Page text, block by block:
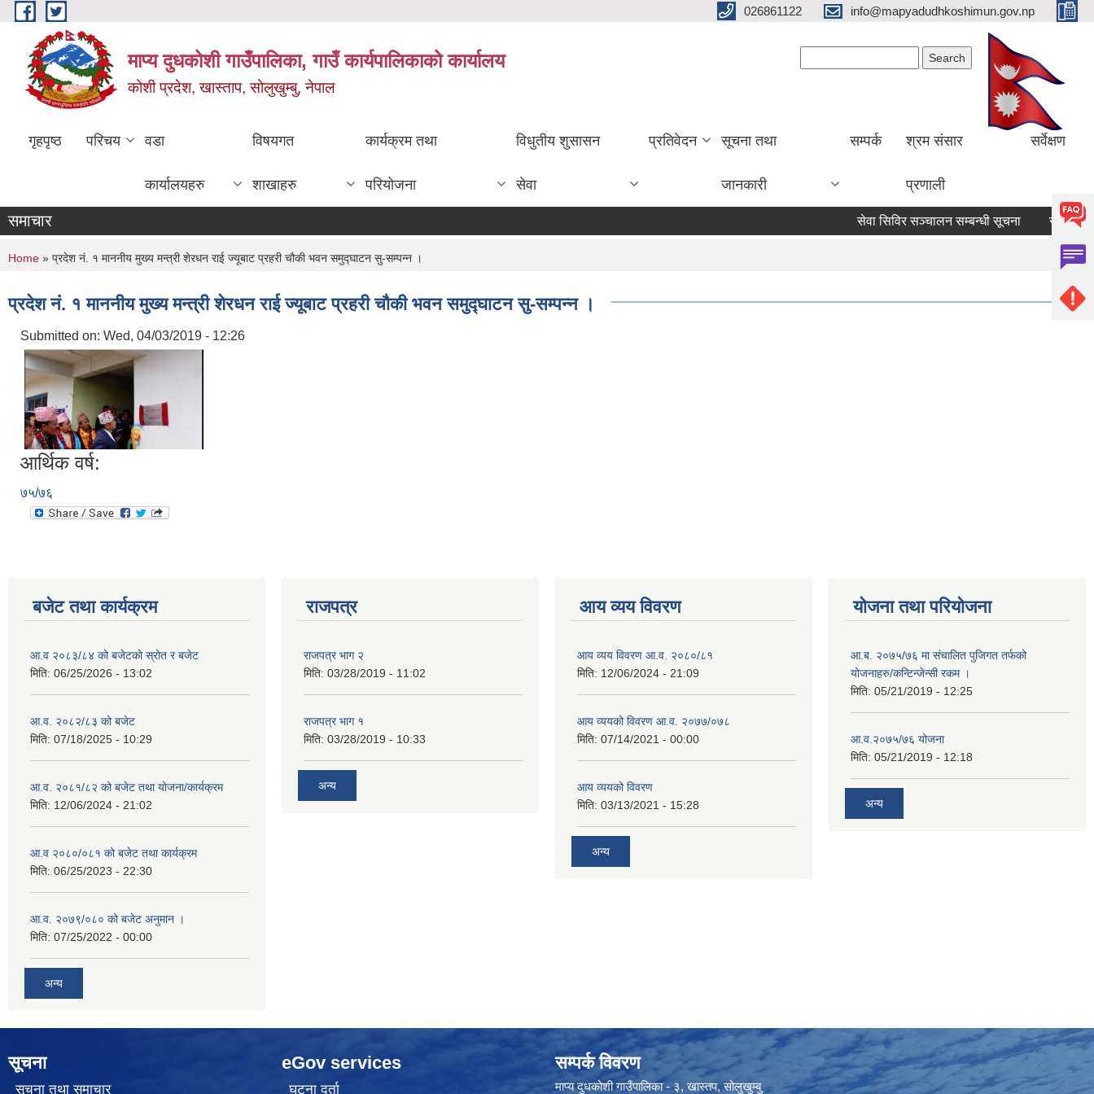
Skip to main content 026861122 info@mapyadudhkoshimun.gov.np
माप्य दुधकोशी गाउँपालिका, गाउँ कार्यपालिकाको कार्यालय
कोशी प्रदेश, खास्ताप, सोलुखुम्बु, नेपाल
गृहपृष्ठ परिचय वडा
कार्यालयहरु
विषयगत
शाखाहरु
कार्यक्रम तथा
परियोजना
विधुतीय शुसासन
सेवा
प्रतिवेदन सूचना तथा
जानकारी
सम्पर्क श्रम संसार
प्रणाली
सर्वेक्षण
समाचार सेवा सिविर सञ्चालन सम्बन्धी सूचना सेवा
You are here
Home » प्रदेश नं. १ माननीय मुख्य मन्त्री शेरधन राई ज्यूबाट प्रहरी चौकी भवन समुद्घाटन सु-सम्पन्न ।
प्रदेश नं. १ माननीय मुख्य मन्त्री शेरधन राई ज्यूबाट प्रहरी चौकी भवन समुद्घाटन सु-सम्पन्न ।
Submitted on: Wed, 04/03/2019 - 12:26
आर्थिक वर्ष:
७५/७६
बजेट तथा कार्यक्रम
आ.व २०८३/८४ को बजेटको स्रोत र बजेट
मिति: 06/25/2026 - 13:02
आ.व. २०८२/८३ को बजेट
मिति: 07/18/2025 - 10:29
आ.व. २०८१/८२ को बजेट तथा योजना/कार्यक्रम
मिति: 12/06/2024 - 21:02
आ.व २०८०/०८१ को बजेट तथा कार्यक्रम
मिति: 06/25/2023 - 22:30
आ.व. २०७९/०८० को बजेट अनुमान ।
मिति: 07/25/2022 - 00:00
अन्य
राजपत्र
राजपत्र भाग २
मिति: 03/28/2019 - 11:02
राजपत्र भाग १
मिति: 03/28/2019 - 10:33
अन्य
आय व्यय विवरण
आय व्यय विवरण आ.व. २०८०/८१
मिति: 12/06/2024 - 21:09
आय व्ययको विवरण आ.व. २०७७/०७८
मिति: 07/14/2021 - 00:00
आय व्ययको विवरण
मिति: 03/13/2021 - 15:28
अन्य
योजना तथा परियोजना
आ.ब. २०७५/७६ मा संचालित पुजिगत तर्फको
योजनाहरु/कन्टिन्जेन्सी रकम ।
मिति: 05/21/2019 - 12:25
आ.व.२०७५/७६ योजना
मिति: 05/21/2019 - 12:18
अन्य
सूचना
सूचना तथा समाचार
eGov services
घटना दर्ता
सम्पर्क विवरण
माप्य दुधकोशी गाउँपालिका - ३, खास्तप, सोलुखुम्बु